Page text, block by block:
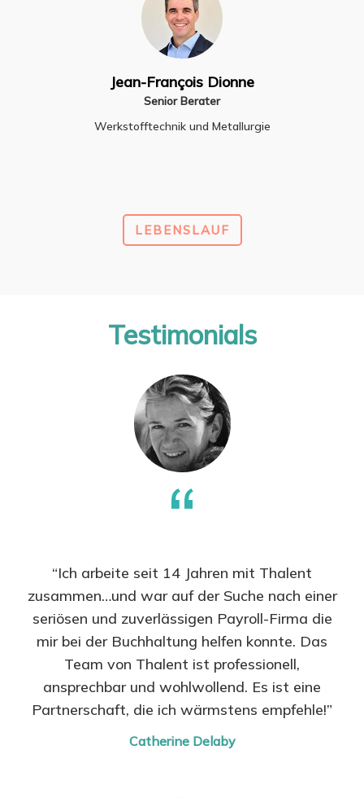
Jean-François Dionne
Senior Berater
Werkstofftechnik und Metallurgie
LEBENSLAUF
Testimonials
“Ich arbeite seit 14 Jahren mit Thalent
zusammen…und war auf der Suche nach einer
seriösen und zuverlässigen Payroll-Firma die
mir bei der Buchhaltung helfen konnte. Das
Team von Thalent ist professionell,
ansprechbar und wohlwollend. Es ist eine
Partnerschaft, die ich wärmstens empfehle!”
Catherine Delaby